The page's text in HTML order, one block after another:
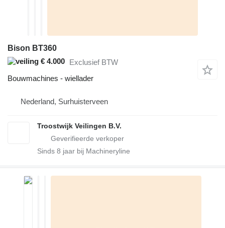
Bison BT360
€ 4.000 Exclusief BTW
Bouwmachines - wiellader
Nederland, Surhuisterveen
Troostwijk Veilingen B.V.
Sinds 8 jaar bij Machineryline